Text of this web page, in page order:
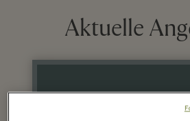
Aktuelle
27 Juni - 7 August